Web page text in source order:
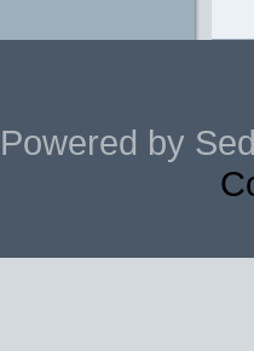
Powered by